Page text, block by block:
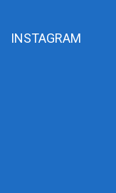
INSTAGRAM